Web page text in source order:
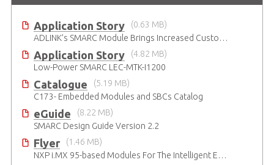
Application Story
(0.63 MB)
ADLINK’s SMARC Module Brings Increased Customization to Automated Fare Boxes
Application Story
(4.82 MB)
Low-Power SMARC LEC-MTK-I1200
Catalogue
(5.19 MB)
C173- Embedded Modules and SBCs Catalog
eGuide
(8.22 MB)
SMARC Design Guide Version 2.2
Flyer
(1.46 MB)
NXP i.MX 95-based Modules For The Intelligent Edge